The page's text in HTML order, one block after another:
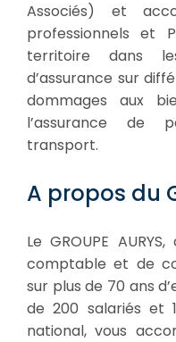
Associés) et
professionnels et
territoire dans
d’assurance sur
dommages aux
l’assurance de
transport.
A propos du
Le GROUPE
comptable et de
sur plus de 70 ans
de 200 salariés et
national, vous